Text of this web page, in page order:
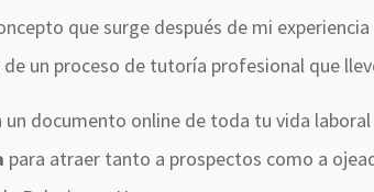
que surge después de mi
un proceso de tutoría profesional que
un documento online de toda tu vida laboral
para atraer tanto a prospectos como a